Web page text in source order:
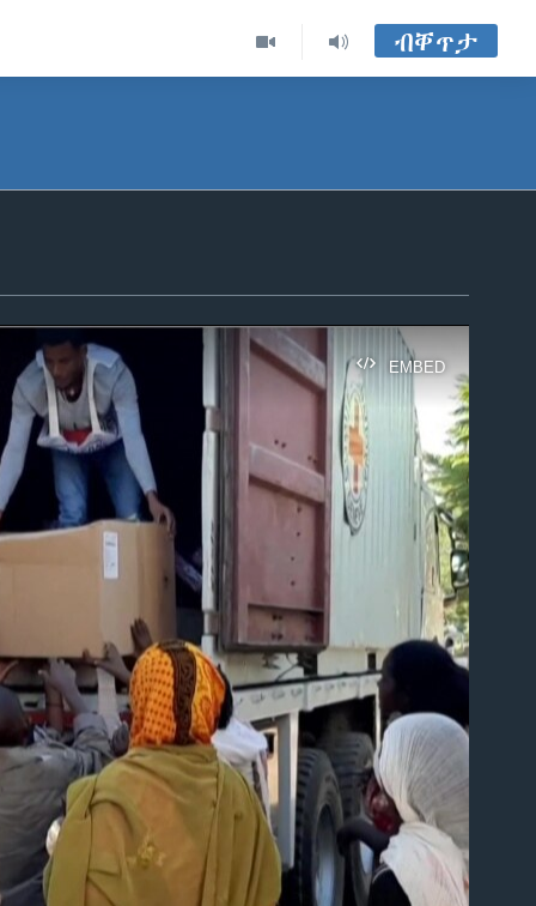
ብቐጥታ
EMBED